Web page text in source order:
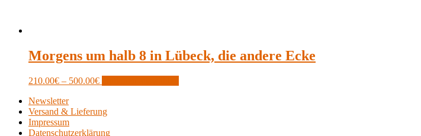
Morgens um halb 8 in Lübeck, die andere Ecke
210.00€ – 500.00€Price
through
Newsletter
Versand & Lieferung
Impressum
Datenschutzerklärung